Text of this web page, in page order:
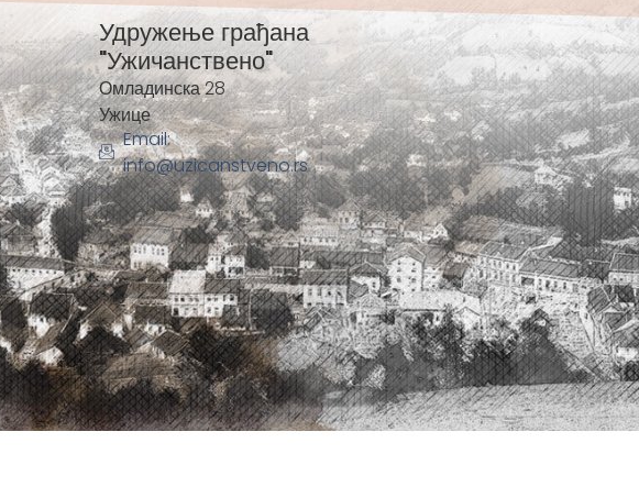
Удружење грађана
"Ужичанствено"
Омладинска 28
Ужице
Email:
info@uzicanstveno.rs